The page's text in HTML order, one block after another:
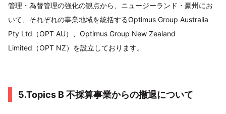
管理・為替管理の強化の観点から、ニュージーランド・豪州にお
いて、それぞれの事業地域を統括するOptimus Group Australia
Pty Ltd（OPT AU）、Optimus Group New Zealand
Limited（OPT NZ）を設立しております。
5.Topics B 不採算事業からの撤退について